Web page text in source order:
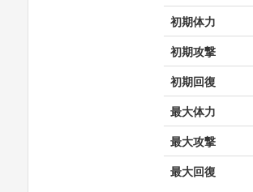
初期体力
初期攻撃
初期回復
最大体力
最大攻撃
最大回復